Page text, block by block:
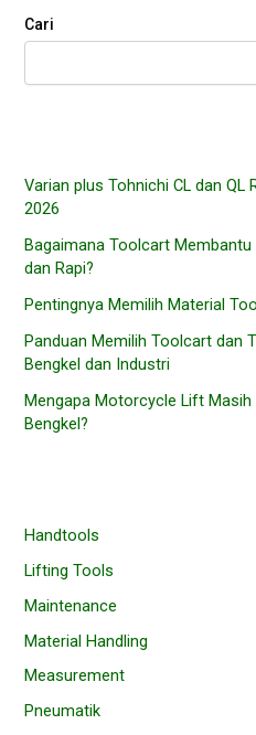
Cari
Varian plus Tohnichi CL dan QL
2026
Bagaimana Toolcart Membantu
dan Rapi?
Pentingnya Memilih Material
Panduan Memilih Toolcart dan
Bengkel dan Industri
Mengapa Motorcycle Lift Masih
Bengkel?
Handtools
Lifting Tools
Maintenance
Material Handling
Measurement
Pneumatik